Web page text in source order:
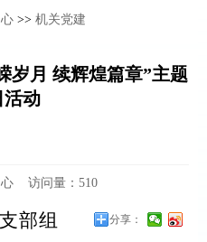
>> 机关党建
岁月 续辉煌篇章”主题
活动
访问量： 510
分享：
部组